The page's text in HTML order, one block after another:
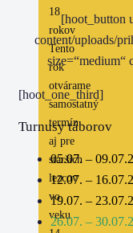
18
rokov
Tento
rok
otvárame
samostatný
termín
aj pre
starších
lezcov
vo
veku
[hoot_button
content/uploads/
size=“medium“
[hoot_one_third]
Turnusy táborov
05.07. –
12.07. –
19.07. –
26.07. –